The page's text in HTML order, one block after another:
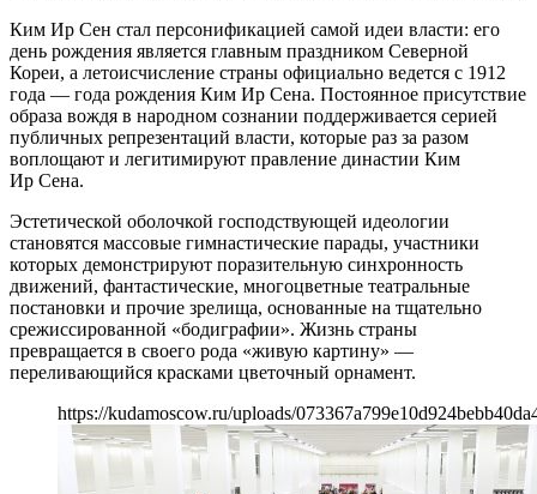
Ким Ир Сен стал персонификацией самой идеи власти: его
день рождения является главным праздником Северной
Кореи, а летоисчисление страны официально ведется с 1912
года — года рождения Ким Ир Сена. Постоянное присутствие
образа вождя в народном сознании поддерживается серией
публичных репрезентаций власти, которые раз за разом
воплощают и легитимируют правление династии Ким
Ир Сена.
Эстетической оболочкой господствующей идеологии
становятся массовые гимнастические парады, участники
которых демонстрируют поразительную синхронность
движений, фантастические, многоцветные театральные
постановки и прочие зрелища, основанные на тщательно
срежиссированной «бодиграфии». Жизнь страны
превращается в своего рода «живую картину» —
переливающийся красками цветочный орнамент.
https://kudamoscow.ru/uploads/